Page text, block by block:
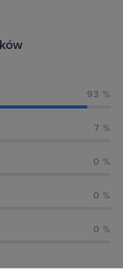
93 %
7 %
0 %
0 %
0 %